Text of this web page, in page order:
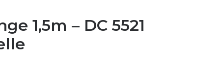
1,5m – DC 5521